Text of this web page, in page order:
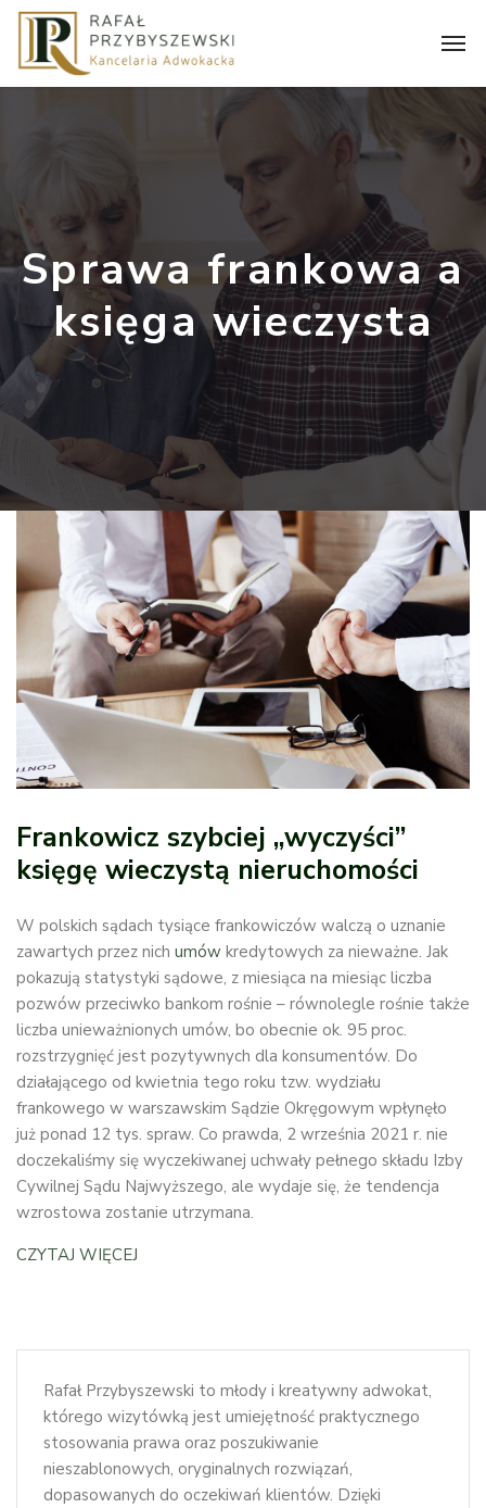
Sprawa frankowa a
księga wieczysta
Frankowicz szybciej „wyczyści”
księgę wieczystą nieruchomości
W polskich sądach tysiące frankowiczów walczą o uznanie
zawartych przez nich umów kredytowych za nieważne. Jak
pokazują statystyki sądowe, z miesiąca na miesiąc liczba
pozwów przeciwko bankom rośnie – równolegle rośnie także
liczba unieważnionych umów, bo obecnie ok. 95 proc.
rozstrzygnięć jest pozytywnych dla konsumentów. Do
działającego od kwietnia tego roku tzw. wydziału
frankowego w warszawskim Sądzie Okręgowym wpłynęło
już ponad 12 tys. spraw. Co prawda, 2 września 2021 r. nie
doczekaliśmy się wyczekiwanej uchwały pełnego składu Izby
Cywilnej Sądu Najwyższego, ale wydaje się, że tendencja
wzrostowa zostanie utrzymana.
CZYTAJ WIĘCEJ
Rafał Przybyszewski to młody i kreatywny adwokat,
którego wizytówką jest umiejętność praktycznego
stosowania prawa oraz poszukiwanie
nieszablonowych, oryginalnych rozwiązań,
dopasowanych do oczekiwań klientów. Dzięki